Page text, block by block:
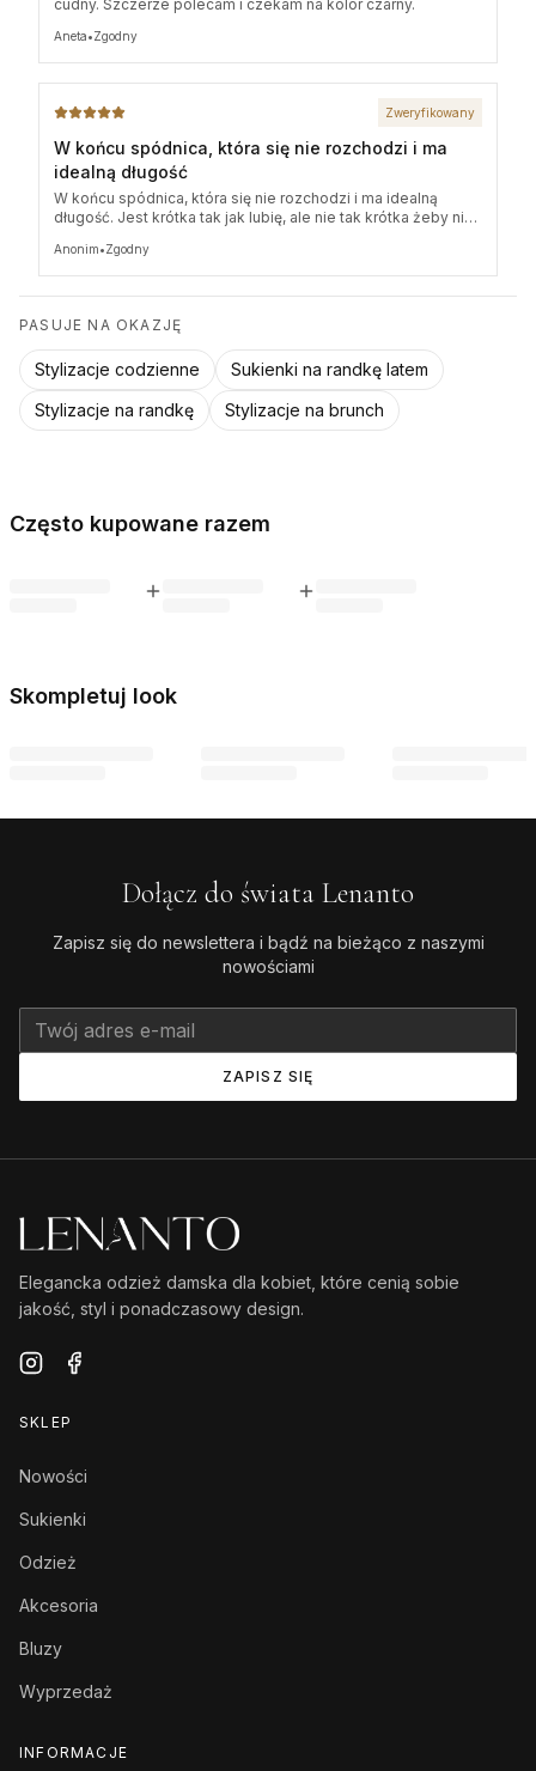
cudny. Szczerze polecam i czekam na kolor czarny.
Aneta•Zgodny
Zweryfikowany
W końcu spódnica, która się nie rozchodzi i ma
idealną długość
W końcu spódnica, która się nie rozchodzi i ma idealną
długość. Jest krótka tak jak lubię, ale nie tak krótka żeby nie
Anonim•Zgodny
PASUJE NA OKAZJĘ
Stylizacje codzienne
Sukienki na randkę latem
Stylizacje na randkę
Stylizacje na brunch
Często kupowane razem
Skompletuj look
Dołącz do świata Lenanto
Zapisz się do newslettera i bądź na bieżąco z naszymi
nowościami
ZAPISZ SIĘ
Elegancka odzież damska dla kobiet, które cenią sobie
jakość, styl i ponadczasowy design.
SKLEP
Nowości
Sukienki
Odzież
Akcesoria
Bluzy
Wyprzedaż
INFORMACJE